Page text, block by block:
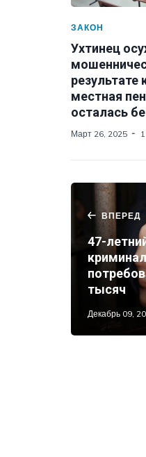
ЗАКОН
Ухтинец
результате
местная
осталась
Март 26, 2025
ВПЕРЕД
47-
тысяч
Декабрь 09,